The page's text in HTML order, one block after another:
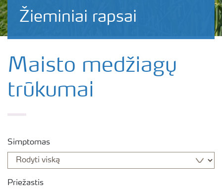
Žieminiai rapsai
Maisto medžiagų
trūkumai
Simptomas
Priežastis